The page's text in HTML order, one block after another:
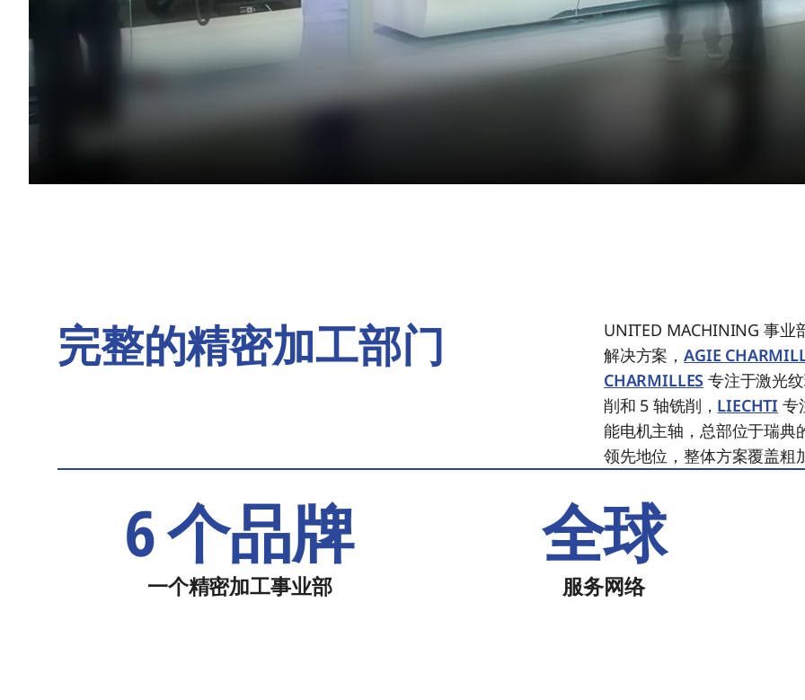
完整的精密加工部门
UNITED MACHINING 事业
解决方案，AGIE
CHARMILLES 专注于激光
削和 5 轴铣削， LIECHTI 专
能电机主轴，总部位于瑞典
领先地位，整体方案覆盖粗
6 个品牌
一个精密加工事业部
全球
服务网络